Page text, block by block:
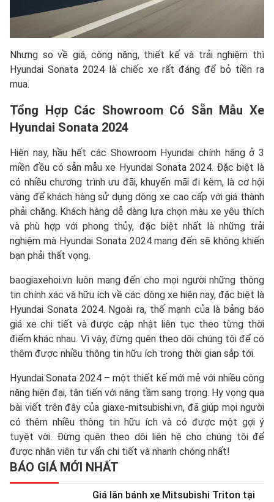
Nhưng so về giá, công năng, thiết kế và trải nghiệm thì
Hyundai Sonata 2024 là chiếc xe rất đáng để bỏ tiền ra
mua.
Tổng Hợp Các Showroom Có Sẵn Mẫu Xe
Hyundai Sonata 2024
Hiện nay, hầu hết các Showroom Hyundai chính hãng ở 3
miền đều có sẵn mẫu xe Hyundai Sonata 2024. Đặc biệt là
có nhiều chương trình ưu đãi, khuyến mãi đi kèm, là cơ hội
vàng để khách hàng sử dụng dòng xe cao cấp với giá thành
phải chăng. Khách hàng dễ dàng lựa chọn màu xe yêu thích
và phù hợp với phong thủy, đặc biệt nhất là những trải
nghiệm mà Hyundai Sonata 2024 mang đến sẽ không khiến
bạn phải thất vọng.
baogiaxehoi.vn luôn mang đến cho mọi người những thông
tin chính xác và hữu ích về các dòng xe hiện nay, đặc biệt là
Hyundai Sonata 2024. Ngoài ra, thế mạnh của là bảng báo
giá xe chi tiết và được cập nhật liên tục theo từng thời
điểm khác nhau. Vì vậy, đừng quên theo dõi chúng tôi để có
thêm được nhiều thông tin hữu ích trong thời gian sắp tới.
Hyundai Sonata 2024 – một thiết kế mới mẻ với nhiều công
năng hiện đại, tân tiến với nâng tầm sang trọng. Hy vọng qua
bài viết trên đây của giaxe-mitsubishi.vn, đã giúp mọi người
có thêm nhiều thông tin hữu ích và có được một gợi ý
tuyệt vời. Đừng quên theo dõi liên hệ cho chúng tôi để
được nhân viên tư vấn chi tiết và nhanh chóng nhất!
BÁO GIÁ MỚI NHẤT
Giá lăn bánh xe Mitsubishi Triton tại